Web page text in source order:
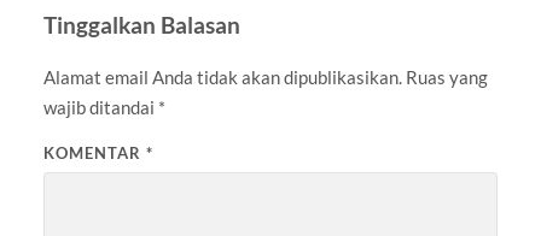
Tinggalkan Balasan
Alamat email Anda tidak akan dipublikasikan. Ruas yang
wajib ditandai *
KOMENTAR *